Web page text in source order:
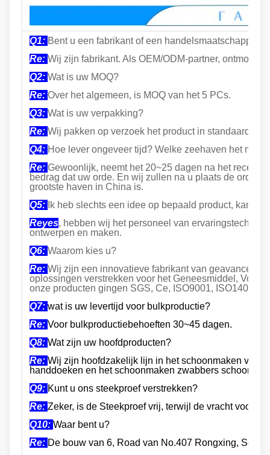
Q1: Bent u een fabrikant of een handelsmaatschappij?
Re: Wij zijn fabrikant. Als OEM/ODM-partner,
Q2: Wat is uw MOQ?
Re: Over het algemeen, is MOQ van het 5 PCs.
Q3: Wat is uw verpakking?
Re: Wij pakken op verzoek het product in standaard de
Q4: Hoe lever ongeveer tijd? Welke zeehaven het
Re: Gewoonlijk, neemt het 20~25 dagen na het
bedrag dat uw orde. En wij zullen na u plaats de orde
grootste haven in China is.
Q5: Ik heb slechts een idee op bepaald product, kan u
Reyes, hebben wij het personeel van
ontwerpen en maken.
Q6: Waarom kies u?
Re: Wij zijn een innovatieve fabrikant van
oplossingen verstrekken voor het Geneesmiddel,
onze producten gingen SGS, Ce, ISO9001, ISO14001,
Q7: wat is uw levertijd voor bulkproductie?
Re: Voor bulkproductiebehoeften 30~45 dagen.
Q8: Wat zijn uw hoofdproducten?
Re: Wij zijn hoofdzakelijk lijn in het schoonmaken van
handdoeken en het schoonmaken zwabbers
Q9: Kunt u ons steekproef verstrekken?
Re: Zeker, is de Steekproef vrij, terwijl de vracht voor
Q10: Waar bent u?
Re: De bouw van 6, Road van No.407 Rongxing,